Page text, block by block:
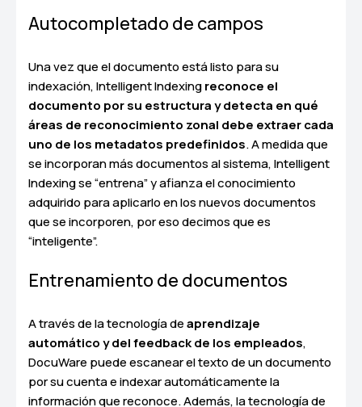
Autocompletado de campos
Una vez que el documento está listo para su
indexación, Intelligent Indexingreconoce el
documento por su estructura y detecta en qué
áreas de reconocimiento zonal debe extraer cada
uno de los metadatos predefinidos. A medida que
se incorporan más documentos al sistema, Intelligent
Indexing se “entrena” y afianza el conocimiento
adquirido para aplicarlo en los nuevos documentos
que se incorporen, por eso decimos que es
“inteligente”.
Entrenamiento de documentos
A través de la tecnología deaprendizaje
automático y del feedback de los empleados,
DocuWare puede escanear el texto de un documento
por su cuenta e indexar automáticamente la
información que reconoce. Además, la tecnología de